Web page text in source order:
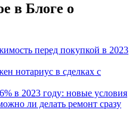
в Блоге о
перед покупкой в 2023
нотариус в сделках с
в 2023 году: новые условия
ли делать ремонт сразу